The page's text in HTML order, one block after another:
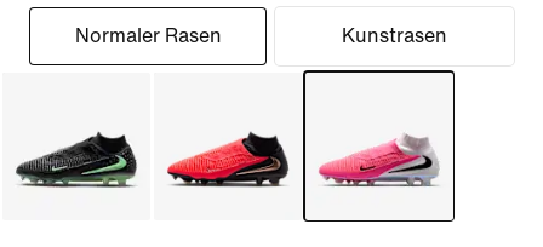
Normaler Rasen Kunstrasen